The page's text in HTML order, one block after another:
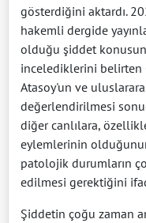
gösterdiğini aktardı.
hakemli dergide
olduğu şiddet
incelediklerini belirten
Atasoy'un ve
değerlendirilmesi
diğer canlılara,
eylemlerinin
patolojik durumların
edilmesi gerektiğini
Şiddetin çoğu zaman